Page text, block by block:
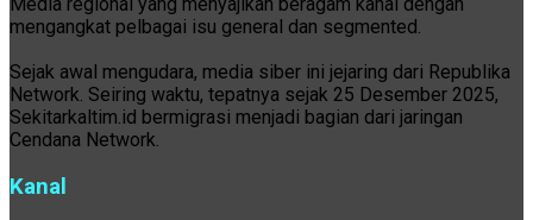
mengangkat pelbagai isu general dan segmented.
Sejak awal mengudara, media siber ini jejaring dari Republika
Network. Seiring waktu, tepatnya sejak 25 Desember 2025,
Sekitarkaltim.id bermigrasi menjadi bagian dari jaringan
Cendana Network.
Kanal